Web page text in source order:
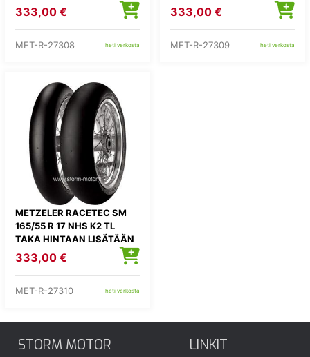
KIERRÄTYSMAKSU 1,82E
333,00 €
MET-R-27308 heti verkosta
KIERRÄTYSMAKSU 1,82E
333,00 €
MET-R-27309 heti verkosta
METZELER RACETEC SM
165/55 R 17 NHS K2 TL
TAKA HINTAAN LISÄTÄÄN
KIERRÄTYSMAKSU 1,82E
333,00 €
MET-R-27310 heti verkosta
STORM MOTOR LINKIT